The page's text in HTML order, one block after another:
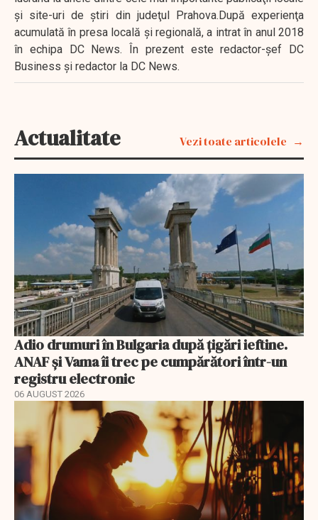
şi site-uri de ştiri din judeţul Prahova.După experienţa
acumulată în presa locală şi regională, a intrat în anul 2018
în echipa DC News. În prezent este redactor-şef DC
Business şi redactor la DC News.
Actualitate Vezi toate articolele
Adio drumuri în Bulgaria după țigări ieftine.
ANAF și Vama îi trec pe cumpărători într-un
registru electronic
06 AUGUST 2026